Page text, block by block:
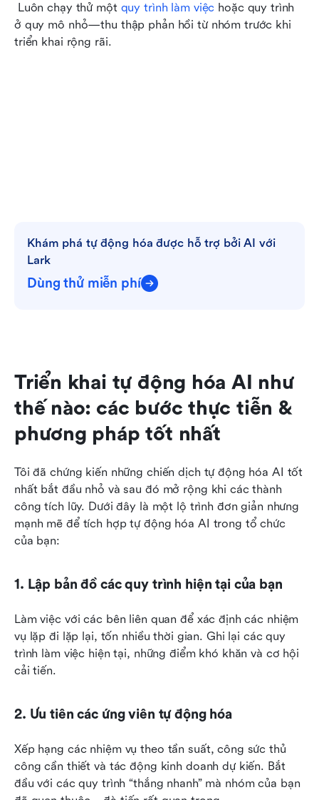
Luôn chạy thử một quy trình làm việc hoặc quy trình
ở quy mô nhỏ—thu thập phản hồi từ nhóm trước khi
triển khai rộng rãi.
Khám phá tự động hóa được hỗ trợ bởi AI với
Lark
Dùng thử miễn phí
Triển khai tự động hóa AI như
thế nào: các bước thực tiễn &
phương pháp tốt nhất
Tôi đã chứng kiến những chiến dịch tự động hóa AI tốt
nhất bắt đầu nhỏ và sau đó mở rộng khi các thành
công tích lũy. Dưới đây là một lộ trình đơn giản nhưng
mạnh mẽ để tích hợp tự động hóa AI trong tổ chức
của bạn:
1. Lập bản đồ các quy trình hiện tại của bạn
Làm việc với các bên liên quan để xác định các nhiệm
vụ lặp đi lặp lại, tốn nhiều thời gian. Ghi lại các quy
trình làm việc hiện tại, những điểm khó khăn và cơ hội
cải tiến.
2. Ưu tiên các ứng viên tự động hóa
Xếp hạng các nhiệm vụ theo tần suất, công sức thủ
công cần thiết và tác động kinh doanh dự kiến. Bắt
đầu với các quy trình “thắng nhanh” mà nhóm của bạn